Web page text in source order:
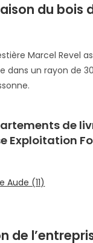
du bois
Marcel Revel
dans un rayon de
de
Exploitation
Aude (11)
de